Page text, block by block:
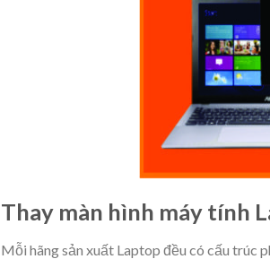
Thay màn hình máy tính
Mỗi hãng sản xuất Laptop đều có cấu trúc